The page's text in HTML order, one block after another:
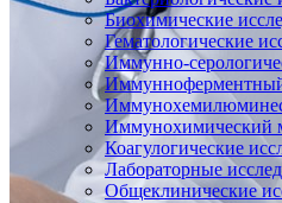
Биохимические
Гематологические
Иммунно-
Иммунохимический
Коагулогические
Лабораторные
Общеклинические